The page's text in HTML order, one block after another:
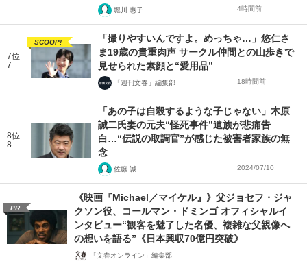
堀川 惠子 4時間前
7位
7
SCOOP!
「撮りやすいんですよ。めっちゃ…」悠仁さ
ま19歳の貴重肉声 サークル仲間との山歩きで
見せられた素顔と“愛用品”
「週刊文春」編集部 18時間前
8位
8
「あの子は自殺するような子じゃない」木原
誠二氏妻の元夫“怪死事件”遺族が悲痛告
白…“伝説の取調官”が感じた被害者家族の無
念
佐藤 誠 2024/07/10
PR
《映画『Michael／マイケル』》父ジョセフ・ジャ
クソン役、コールマン・ドミンゴ オフィシャルイ
ンタビュー“観客を魅了した名優、複雑な父親像へ
の想いを語る”《日本興収70億円突破》
「文春オンライン」編集部